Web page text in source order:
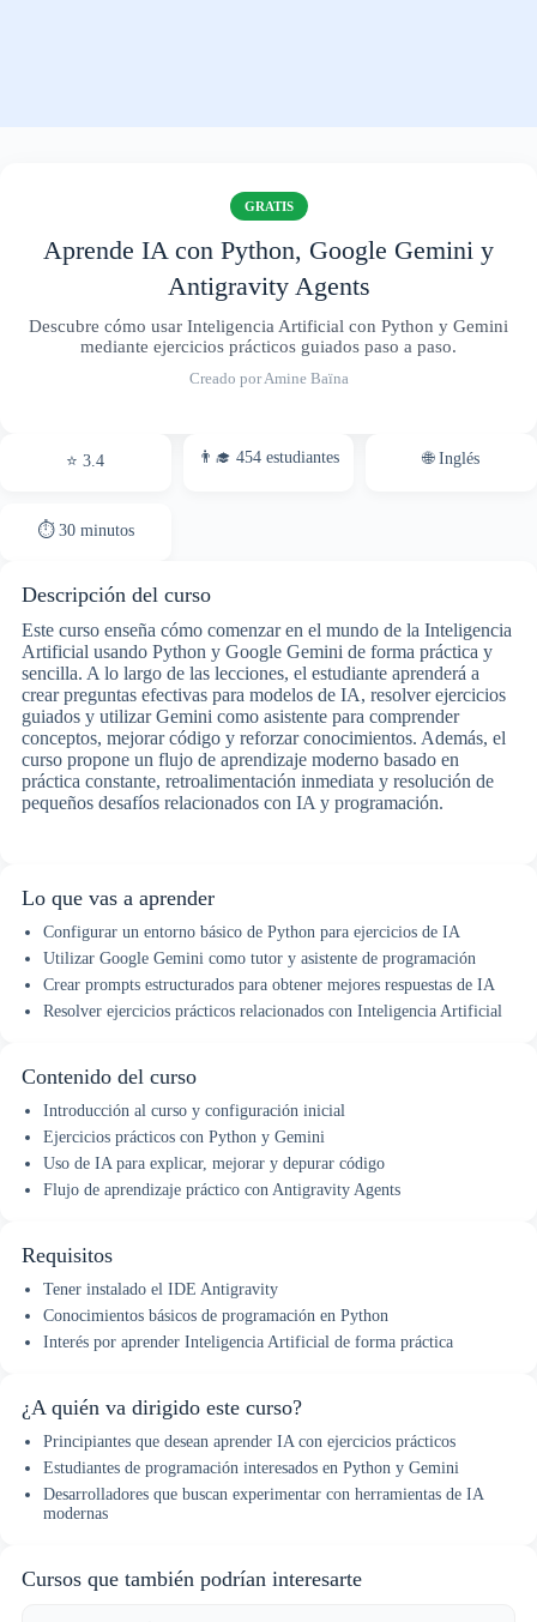
GRATIS
Aprende IA con Python, Google Gemini y
Antigravity Agents
Descubre cómo usar Inteligencia Artificial con Python y Gemini
mediante ejercicios prácticos guiados paso a paso.
Creado por Amine Baïna
⭐ 3.4 👨‍🎓 454 estudiantes 🌐 Inglés
⏱ 30 minutos
Descripción del curso
Este curso enseña cómo comenzar en el mundo de la Inteligencia
Artificial usando Python y Google Gemini de forma práctica y
sencilla. A lo largo de las lecciones, el estudiante aprenderá a
crear preguntas efectivas para modelos de IA, resolver ejercicios
guiados y utilizar Gemini como asistente para comprender
conceptos, mejorar código y reforzar conocimientos. Además, el
curso propone un flujo de aprendizaje moderno basado en
práctica constante, retroalimentación inmediata y resolución de
pequeños desafíos relacionados con IA y programación.
Lo que vas a aprender
Configurar un entorno básico de Python para ejercicios de IA
Utilizar Google Gemini como tutor y asistente de programación
Crear prompts estructurados para obtener mejores respuestas de IA
Resolver ejercicios prácticos relacionados con Inteligencia Artificial
Contenido del curso
Introducción al curso y configuración inicial
Ejercicios prácticos con Python y Gemini
Uso de IA para explicar, mejorar y depurar código
Flujo de aprendizaje práctico con Antigravity Agents
Requisitos
Tener instalado el IDE Antigravity
Conocimientos básicos de programación en Python
Interés por aprender Inteligencia Artificial de forma práctica
¿A quién va dirigido este curso?
Principiantes que desean aprender IA con ejercicios prácticos
Estudiantes de programación interesados en Python y Gemini
Desarrolladores que buscan experimentar con herramientas de IA
modernas
Cursos que también podrían interesarte